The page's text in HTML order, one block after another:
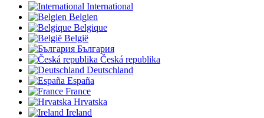
International
Belgien
Belgique
België
България
Česká republika
Deutschland
España
France
Hrvatska
Ireland